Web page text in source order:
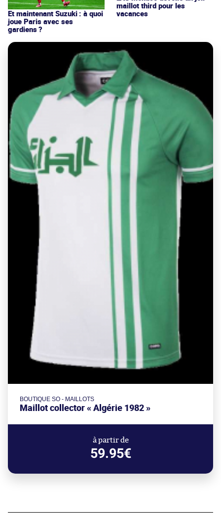
Et maintenant Suzuki : à quoi
joue Paris avec ses
gardiens ?
maillot third pour les
vacances
BOUTIQUE SO - MAILLOTS
Maillot collector « Algérie 1982 »
à partir de
59.95€